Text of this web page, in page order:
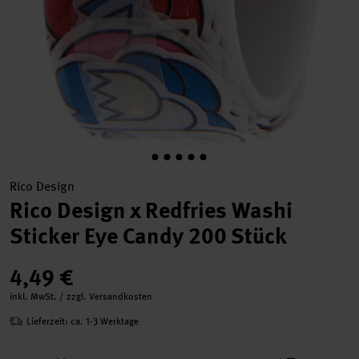
Rico Design
Rico Design x Redfries Washi
Sticker Eye Candy 200 Stück
4,49 €
inkl. MwSt. / zzgl. Versandkosten
Lieferzeit: ca. 1-3 Werktage